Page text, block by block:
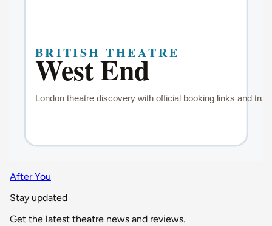
After You
Stay updated
Get the latest theatre news and reviews.